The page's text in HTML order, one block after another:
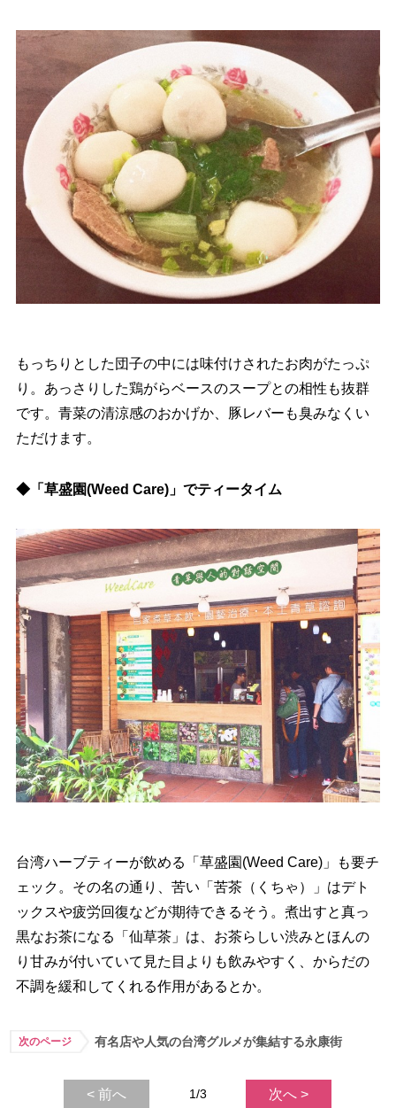
もっちりとした団子の中には味付けされたお肉がたっぷ
り。あっさりした鶏がらベースのスープとの相性も抜群
です。青菜の清涼感のおかげか、豚レバーも臭みなくい
ただけます。
◆「草盛園(Weed Care)」でティータイム
台湾ハーブティーが飲める「草盛園(Weed Care)」も要チ
ェック。その名の通り、苦い「苦茶（くちゃ）」はデト
ックスや疲労回復などが期待できるそう。煮出すと真っ
黒なお茶になる「仙草茶」は、お茶らしい渋みとほんの
り甘みが付いていて見た目よりも飲みやすく、からだの
不調を緩和してくれる作用があるとか。
次のページ 有名店や人気の台湾グルメが集結する永康街
< 前へ 1/3 次へ >